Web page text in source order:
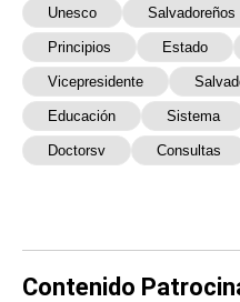
Unesco Salvadoreños
Principios Estado
Vicepresidente
Educación Sistema
Doctorsv Consultas
Contenido